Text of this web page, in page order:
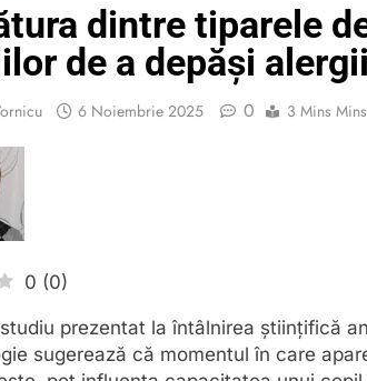
dintre tiparele
de a depăși
6 Noiembrie 2025 0 3 Mins Mins
0 (0)
prezentat la întâlnirea științifică
sugerează că momentul în care